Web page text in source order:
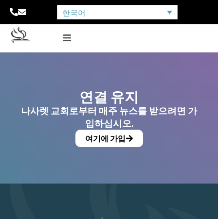
한국어
연결 유지
나사렛 교회로부터 매주 뉴스를 받으려면 가
입하십시오.
여기에 가입